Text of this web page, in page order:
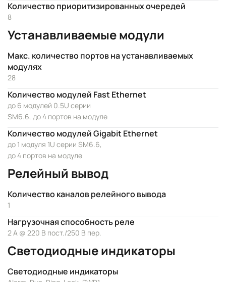
Количество приоритизированных очередей
8
Устанавливаемые модули
Макс. количество портов на устанавливаемых
модулях
28
Количество модулей Fast Ethernet
до 6 модулей 0.5U серии
SM6.6, до 4 портов на модуле
Количество модулей Gigabit Ethernet
до 1 модуля 1U серии SM6.6,
до 4 портов на модуле
Релейный вывод
Количество каналов релейного вывода
1
Нагрузочная способность реле
2 А @ 220 В пост./250 В пер.
Светодиодные индикаторы
Светодиодные индикаторы